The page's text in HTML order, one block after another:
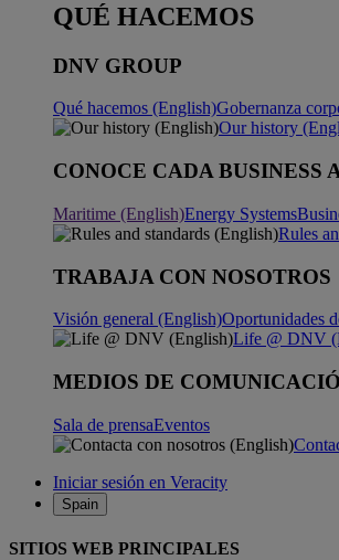
QUÉ HACEMOS
DNV GROUP
Qué hacemos (English)Gobernanza
Our history
CONOCE CADA BUSINESS
Maritime (English)Energy Systems
Rules
TRABAJA CON NOSOTROS
Visión general (English)Oportunidades
Life @ DNV
MEDIOS DE
Sala de prensaEventos
Iniciar sesión en Veracity
Spain
SITIOS WEB PRINCIPALES